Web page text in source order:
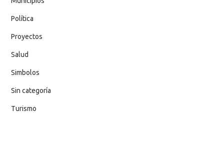
Política
Proyectos
Salud
Simbolos
Sin categoría
Turismo